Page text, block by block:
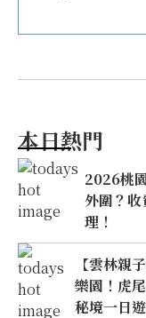
本日熱門
2026桃
外圍？
理！
【雲林親
樂園！虎
秘境一日